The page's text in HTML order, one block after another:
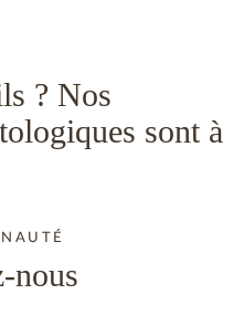
? Nos
sont à
nous